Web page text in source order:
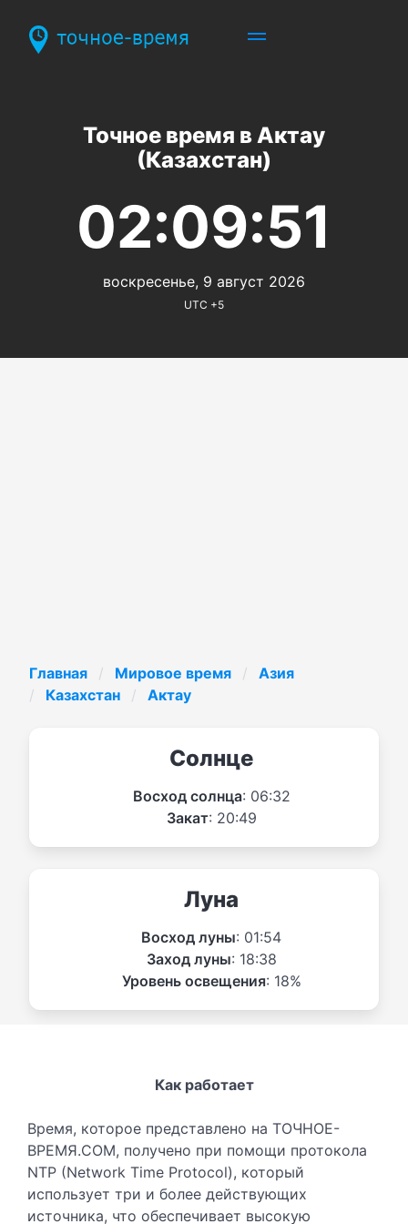
Точное время в Актау
(Казахстан)
02:09:51
воскресенье, 9 август 2026
UTC +5
Главная Мировое время
Азия
Казахстан
Актау
Солнце
Восход солнца: 06:32
Закат: 20:49
Луна
Восход луны: 01:54
Заход луны: 18:38
Уровень освещения: 18%
Как работает
Время, которое представлено на ТОЧНОЕ-
ВРЕМЯ.COM, получено при помощи протокола
NTP (Network Time Protocol), который
использует три и более действующих
источника, что обеспечивает высокую